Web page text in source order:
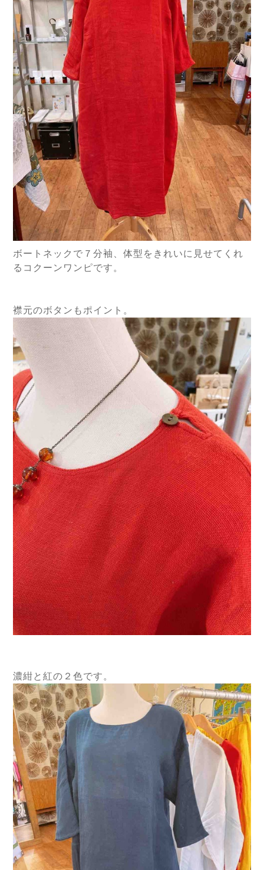
ボートネックで７分袖、体型をきれいに見せてくれ
るコクーンワンピです。
襟元のボタンもポイント。
濃紺と紅の２色です。